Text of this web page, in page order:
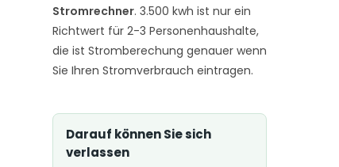
Stromrechner. 3.500 kwh ist nur ein
Richtwert für 2-3 Personenhaushalte,
die ist Stromberechung genauer wenn
Sie Ihren Stromverbrauch eintragen.
Darauf können Sie sich
verlassen